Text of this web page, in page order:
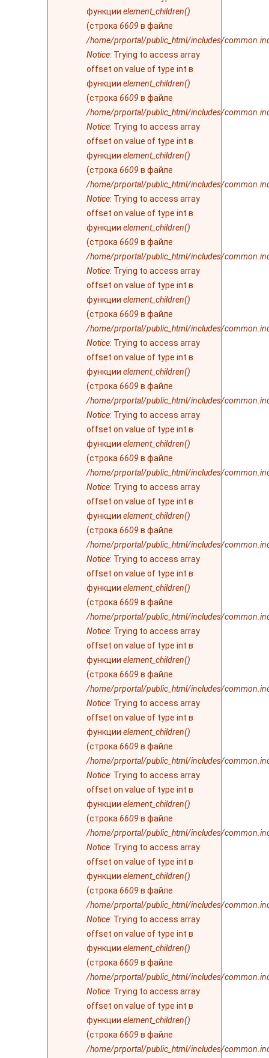
функции element_children()
(строка 6609 в файле
/home/prportal/public_html/includes/
Notice: Trying to access array
offset on value of type int в
функции element_children()
(строка 6609 в файле
/home/prportal/public_html/includes/
Notice: Trying to access array
offset on value of type int в
функции element_children()
(строка 6609 в файле
/home/prportal/public_html/includes/
Notice: Trying to access array
offset on value of type int в
функции element_children()
(строка 6609 в файле
/home/prportal/public_html/includes/
Notice: Trying to access array
offset on value of type int в
функции element_children()
(строка 6609 в файле
/home/prportal/public_html/includes/
Notice: Trying to access array
offset on value of type int в
функции element_children()
(строка 6609 в файле
/home/prportal/public_html/includes/
Notice: Trying to access array
offset on value of type int в
функции element_children()
(строка 6609 в файле
/home/prportal/public_html/includes/
Notice: Trying to access array
offset on value of type int в
функции element_children()
(строка 6609 в файле
/home/prportal/public_html/includes/
Notice: Trying to access array
offset on value of type int в
функции element_children()
(строка 6609 в файле
/home/prportal/public_html/includes/
Notice: Trying to access array
offset on value of type int в
функции element_children()
(строка 6609 в файле
/home/prportal/public_html/includes/
Notice: Trying to access array
offset on value of type int в
функции element_children()
(строка 6609 в файле
/home/prportal/public_html/includes/
Notice: Trying to access array
offset on value of type int в
функции element_children()
(строка 6609 в файле
/home/prportal/public_html/includes/
Notice: Trying to access array
offset on value of type int в
функции element_children()
(строка 6609 в файле
/home/prportal/public_html/includes/
Notice: Trying to access array
offset on value of type int в
функции element_children()
(строка 6609 в файле
/home/prportal/public_html/includes/
Notice: Trying to access array
offset on value of type int в
функции element_children()
(строка 6609 в файле
/home/prportal/public_html/includes/